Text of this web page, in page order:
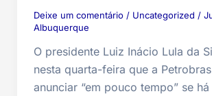
Deixe um comentário / Uncategorized /
Albuquerque
O presidente Luiz Inácio Lula da
nesta quarta-feira que a
anunciar “em pouco tempo” se